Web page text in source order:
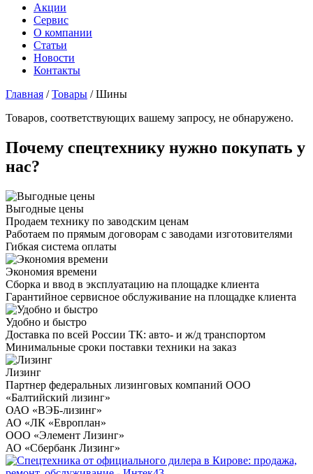
Акции
Сервис
О компании
Статьи
Новости
Контакты
Главная /Товары /Шины
Товаров, соответствующих вашему запросу, не обнаружено.
Почему спецтехнику нужно покупать у
нас?
Выгодные цены
Продаем технику по заводским ценам
Работаем по прямым договорам с заводами изготовителями
Гибкая система оплаты
Экономия времени
Сборка и ввод в эксплуатацию на площадке клиента
Гарантийное сервисное обслуживание на площадке клиента
Удобно и быстро
Доставка по всей России ТК: авто- и ж/д транспортом
Минимальные сроки поставки техники на заказ
Лизинг
Партнер федеральных лизинговых компаний ООО
«Балтийский лизинг»
ОАО «ВЭБ-лизинг»
АО «ЛК «Европлан»
ООО «Элемент Лизинг»
АО «Сбербанк Лизинг»